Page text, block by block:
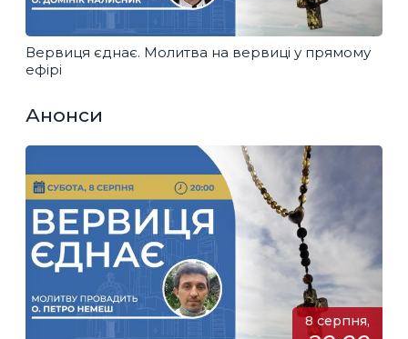
Вервиця єднає. Молитва на вервиці у прямому
ефірі
Анонси
8 серпня,